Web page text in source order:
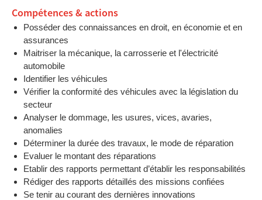
Compétences & actions
Posséder des connaissances en droit, en économie et en
assurances
Maitriser la mécanique, la carrosserie et l'électricité
automobile
Identifier les véhicules
Vérifier la conformité des véhicules avec la législation du
secteur
Analyser le dommage, les usures, vices, avaries,
anomalies
Déterminer la durée des travaux, le mode de réparation
Evaluer le montant des réparations
Etablir des rapports permettant d’établir les responsabilités
Rédiger des rapports détaillés des missions confiées
Se tenir au courant des dernières innovations